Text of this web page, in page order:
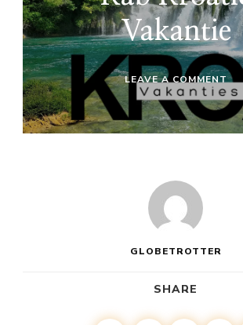
Vakantie
LEAVE A COMMENTON
RAB
GLOBETROTTER
SHARE